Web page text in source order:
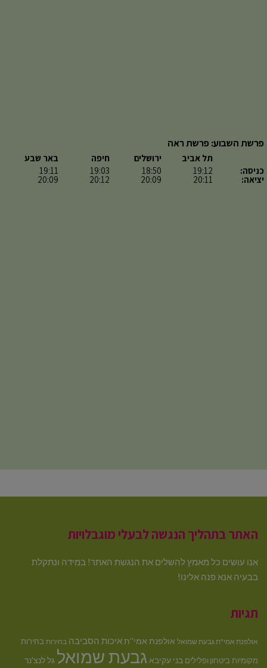
פרשת השבוע: פרשת ראה
כניסה:
יציאה:
תל אביב
19:12
20:11
ירושלים
18:50
20:09
חיפה
19:03
20:12
באר שבע
19:11
20:09
האתר בתהליך הנגשה לבעלי מוגבלויות
אנו עושים כל מאמץ להשלים את הנגשת האתר! במידה ונתקלת
בבעיה אנא פנה אלינו!
תגיות
אולפנת אמי"ת גבעת שמואל אולפנת אמי''תאיכות הסביבה בחירות בחירות
מקומיות ביטחון ופלילים בני עקיבא גבעת שמואל גל לנצ'נר